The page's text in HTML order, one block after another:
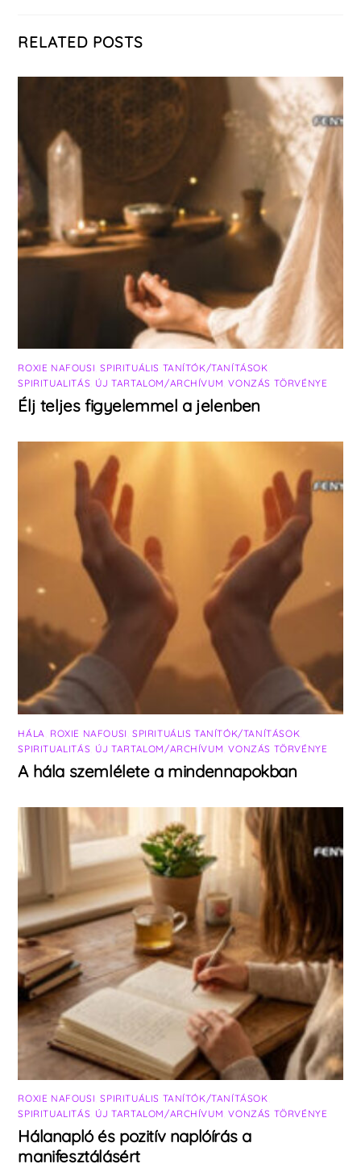
RELATED POSTS
ROXIE NAFOUSI ,SPIRITUÁLIS TANÍTÓK/TANÍTÁSOK
SPIRITUALITÁS ÚJ TARTALOM/ARCHÍVUM ,VONZÁS TÖRVÉNYE
Élj teljes figyelemmel a jelenben
HÁLA ROXIE NAFOUSI SPIRITUÁLIS TANÍTÓK/TANÍTÁSOK
SPIRITUALITÁS ÚJ TARTALOM/ARCHÍVUM ,VONZÁS TÖRVÉNYE
A hála szemlélete a mindennapokban
ROXIE NAFOUSI ,SPIRITUÁLIS TANÍTÓK/TANÍTÁSOK
SPIRITUALITÁS ÚJ TARTALOM/ARCHÍVUM ,VONZÁS TÖRVÉNYE
Hálanapló és pozitív naplóírás a
manifesztálásért